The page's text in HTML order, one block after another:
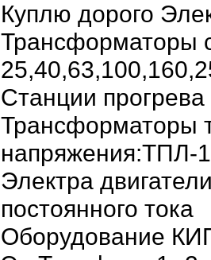
Куплю дорого
Станции
Трансформаторы
Электра
постоянного тока
Оборудование